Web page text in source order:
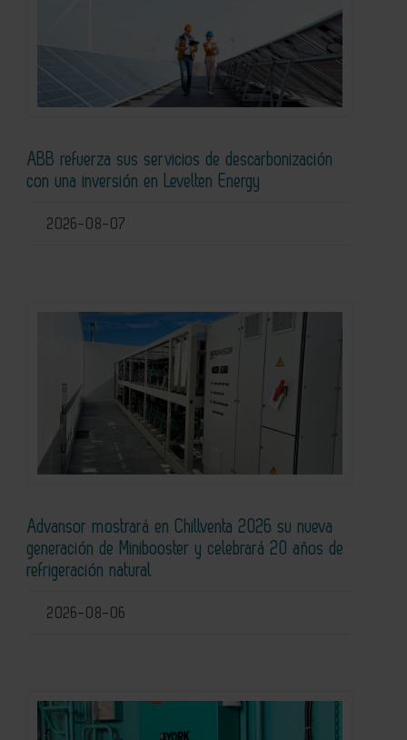
ABB refuerza sus servicios de descarbonización
con una inversión en Levelten Energy
2026-08-07
Advansor mostrará en Chillventa 2026 su nueva
generación de Minibooster y celebrará 20 años de
refrigeración natural
2026-08-06